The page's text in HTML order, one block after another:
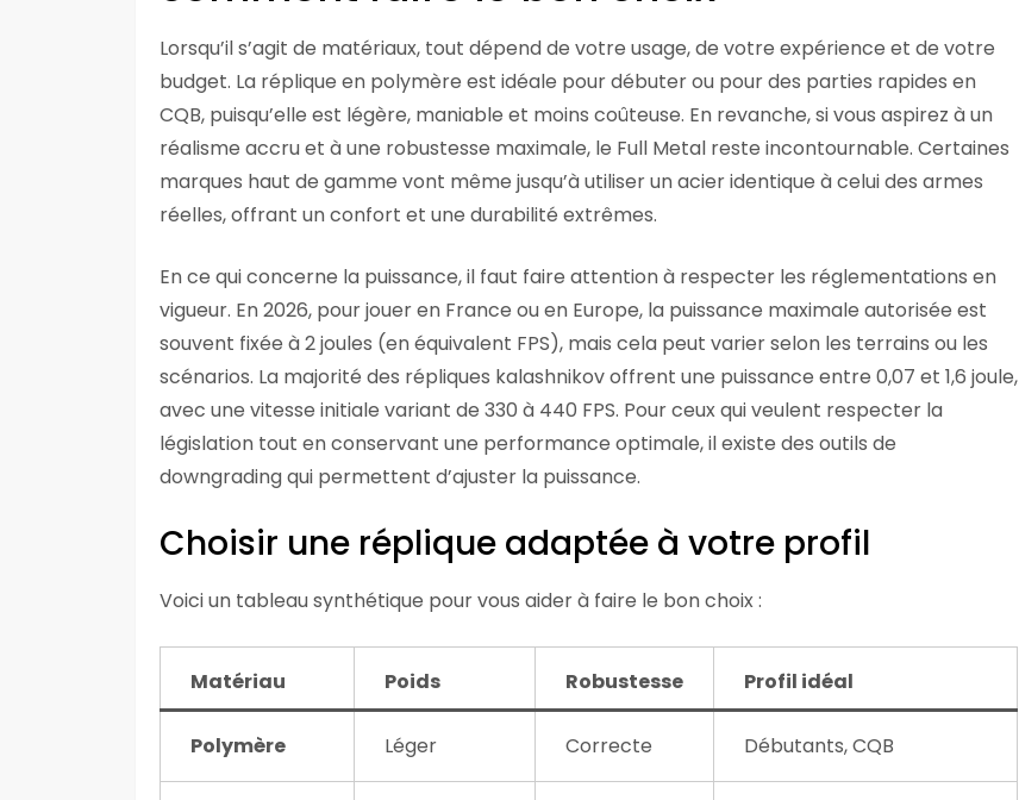
Lorsqu’il s’agit de matériaux, tout dépend de votre usage, de votre expérience et de votre
budget. La réplique en polymère est idéale pour débuter ou pour des parties rapides en
CQB, puisqu’elle est légère, maniable et moins coûteuse. En revanche, si vous aspirez à un
réalisme accru et à une robustesse maximale, le Full Metal reste incontournable. Certaines
marques haut de gamme vont même jusqu’à utiliser un acier identique à celui des armes
réelles, offrant un confort et une durabilité extrêmes.
En ce qui concerne la puissance, il faut faire attention à respecter les réglementations en
vigueur. En 2026, pour jouer en France ou en Europe, la puissance maximale autorisée est
souvent fixée à 2 joules (en équivalent FPS), mais cela peut varier selon les terrains ou les
scénarios. La majorité des répliques kalashnikov offrent une puissance entre 0,07 et 1,6 joule,
avec une vitesse initiale variant de 330 à 440 FPS. Pour ceux qui veulent respecter la
législation tout en conservant une performance optimale, il existe des outils de
downgrading qui permettent d’ajuster la puissance.
Choisir une réplique adaptée à votre profil
Voici un tableau synthétique pour vous aider à faire le bon choix :
Matériau Poids Robustesse Profil idéal
Polymère Léger Correcte Débutants, CQB